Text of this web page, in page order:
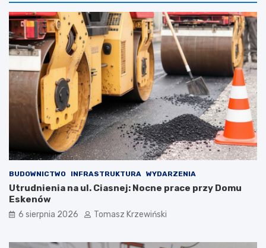
BUDOWNICTWO INFRASTRUKTURA WYDARZENIA
Utrudnienia na ul. Ciasnej: Nocne prace przy Domu
Eskenów
6 sierpnia 2026 Tomasz Krzewiński